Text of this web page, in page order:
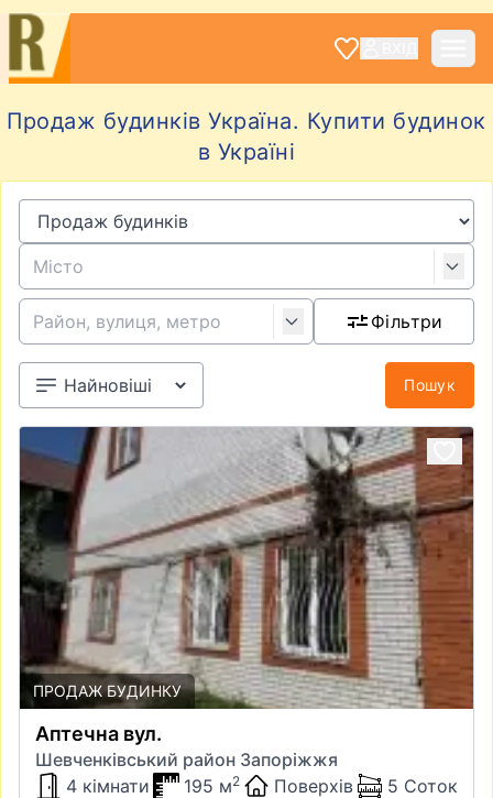
Продаж будинків Україна. Купити будинок
в Україні
Фільтри
Пошук
ПРОДАЖ БУДИНКУ
Аптечна вул.
Шевченківський район Запоріжжя
4 кімнати
195 м2 Поверхів 5 Соток